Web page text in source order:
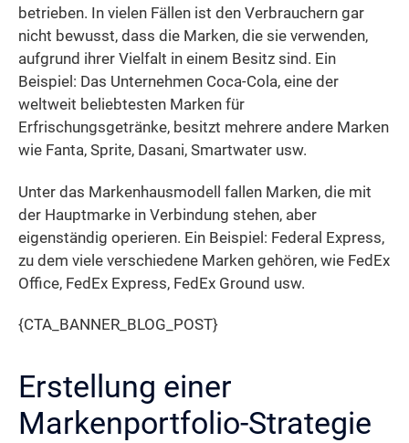
betrieben. In vielen Fällen ist den Verbrauchern gar
nicht bewusst, dass die Marken, die sie verwenden,
aufgrund ihrer Vielfalt in einem Besitz sind. Ein
Beispiel: Das Unternehmen Coca-Cola, eine der
weltweit beliebtesten Marken für
Erfrischungsgetränke, besitzt mehrere andere Marken
wie Fanta, Sprite, Dasani, Smartwater usw.
Unter das Markenhausmodell fallen Marken, die mit
der Hauptmarke in Verbindung stehen, aber
eigenständig operieren. Ein Beispiel: Federal Express,
zu dem viele verschiedene Marken gehören, wie FedEx
Office, FedEx Express, FedEx Ground usw.
{CTA_BANNER_BLOG_POST}
Erstellung einer
Markenportfolio-Strategie